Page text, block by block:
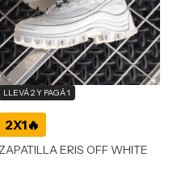
ZAPATILLA ERIS OFF WHITE
LLEVÁ 2 Y PAGÁ 1